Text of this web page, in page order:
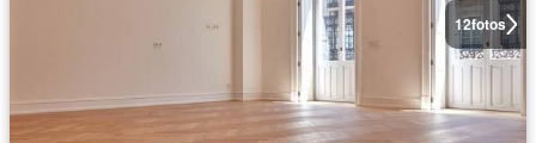
12fotos